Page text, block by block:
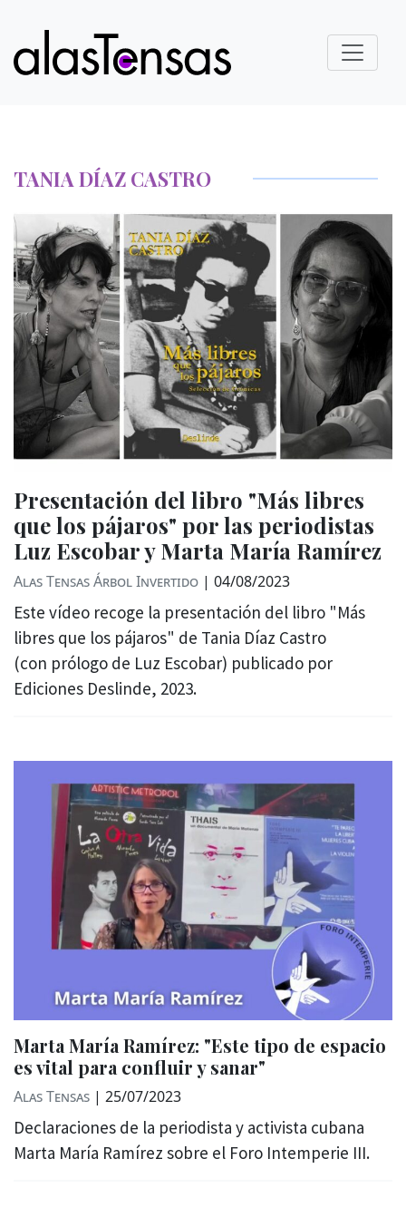
TANIA DÍAZ CASTRO
Presentación del libro "Más libres
que los pájaros" por las periodistas
Luz Escobar y Marta María Ramírez
Alas TensasÁrbol Invertido | 04/08/2023
Este vídeo recoge la presentación del libro "Más
libres que los pájaros" de Tania Díaz Castro
(con prólogo de Luz Escobar) publicado por
Ediciones Deslinde, 2023.
Marta María Ramírez: "Este tipo de espacio
es vital para confluir y sanar"
Alas Tensas | 25/07/2023
Declaraciones de la periodista y activista cubana
Marta María Ramírez sobre el Foro Intemperie III.